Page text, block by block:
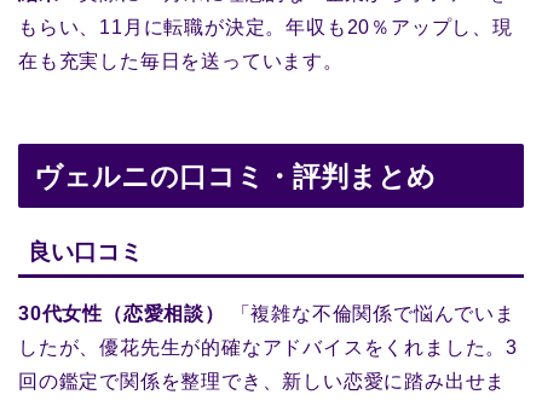
もらい、11月に転職が決定。年収も20％アップし、現
在も充実した毎日を送っています。
ヴェルニの口コミ・評判まとめ
良い口コミ
30代女性（恋愛相談）
「複雑な不倫関係で悩んでいま
したが、優花先生が的確なアドバイスをくれました。3
回の鑑定で関係を整理でき、新しい恋愛に踏み出せま